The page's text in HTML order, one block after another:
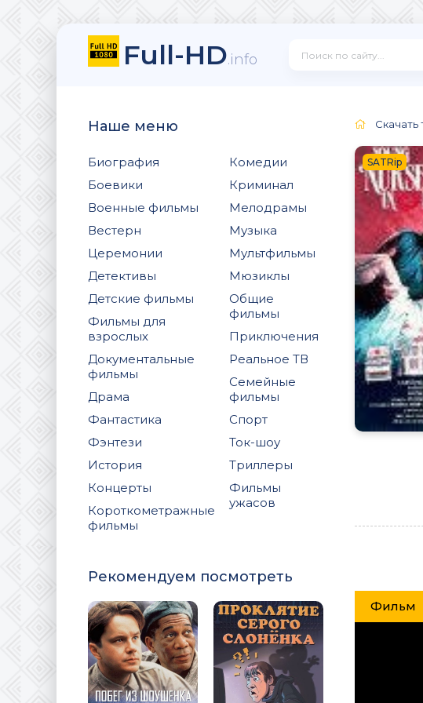
Full-HD.info
Наше меню
Биография
Боевики
Военные фильмы
Вестерн
Церемонии
Детективы
Детские фильмы
Фильмы для
взрослых
Документальные
фильмы
Драма
Фантастика
Фэнтези
История
Концерты
Короткометражные
фильмы
Комедии
Криминал
Мелодрамы
Музыка
Мультфильмы
Мюзиклы
Общие
фильмы
Приключения
Реальное ТВ
Семейные
фильмы
Спорт
Ток-шоу
Триллеры
Фильмы
ужасов
Рекомендуем посмотреть
Скачать
SATRip
Фильм